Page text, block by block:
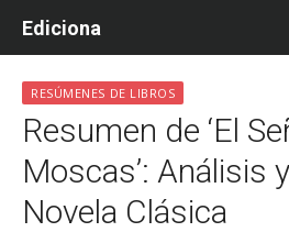
Ediciona
RESÚMENES DE LIBROS
Resumen de ‘El
Moscas’: Análisis
Novela Clásica